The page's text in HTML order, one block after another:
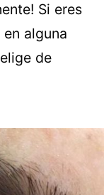
Si eres
alguna
de